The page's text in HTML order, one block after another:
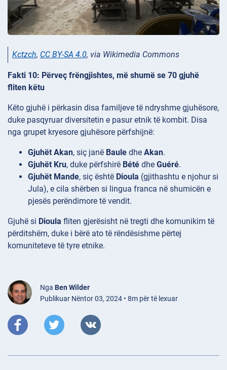
Kctzch, CC BY-SA 4.0, via Wikimedia Commons
Fakti 10: Përveç frëngjishtes, më shumë se 70 gjuhë
fliten këtu
Këto gjuhë i përkasin disa familjeve të ndryshme gjuhësore,
duke pasqyruar diversitetin e pasur etnik të kombit. Disa
nga grupet kryesore gjuhësore përfshijnë:
Gjuhët Akan, siç janë Baule dhe Akan.
Gjuhët Kru, duke përfshirë Bété dhe Guéré.
Gjuhët Mande, siç është Dioula (gjithashtu e njohur si
Jula), e cila shërben si lingua franca në shumicën e
pjesës perëndimore të vendit.
Gjuhë si Dioula fliten gjerësisht në tregti dhe komunikim të
përditshëm, duke i bërë ato të rëndësishme përtej
komuniteteve të tyre etnike.
Nga Ben Wilder
Publikuar Nëntor 03, 2024 • 8m për të lexuar